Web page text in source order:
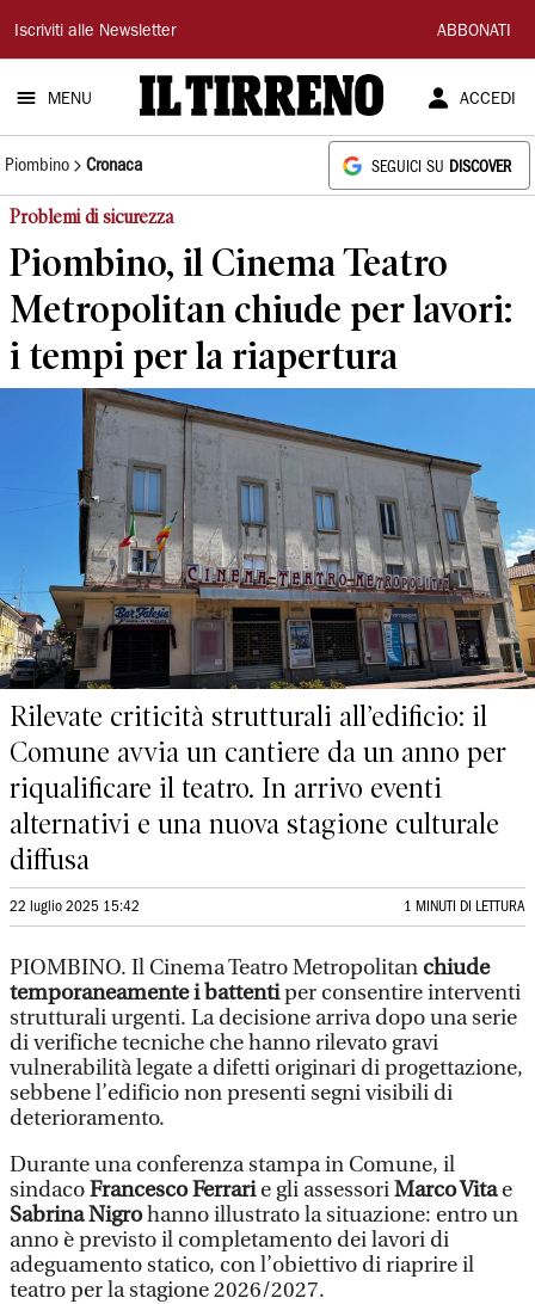
Il
Tirreno
Iscriviti alle Newsletter ABBONATI
MENU ACCEDI
Piombino Cronaca SEGUICI SU DISCOVER
Problemi di sicurezza
Piombino, il Cinema Teatro
Metropolitan chiude per lavori:
i tempi per la riapertura
Rilevate criticità strutturali all’edificio: il
Comune avvia un cantiere da un anno per
riqualificare il teatro. In arrivo eventi
alternativi e una nuova stagione culturale
diffusa
22 luglio 2025 15:42 1 MINUTI DI LETTURA
PIOMBINO. Il Cinema Teatro Metropolitan chiude
temporaneamente i battentiper consentire interventi
strutturali urgenti. La decisione arriva dopo una serie
di verifiche tecniche che hanno rilevato gravi
vulnerabilità legate a difetti originari di progettazione,
sebbene l’edificio non presenti segni visibili di
deterioramento.
Durante una conferenza stampa in Comune, il
sindacoFrancesco Ferrarie gli assessoriMarco Vitae
Sabrina Nigrohanno illustrato la situazione: entro un
anno è previsto il completamento dei lavori di
adeguamento statico, con l’obiettivo di riaprire il
teatro per la stagione 2026/2027.